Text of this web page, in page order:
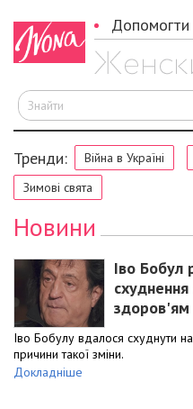
Допомогти
Тренди: Війна в Україні
Зимові свята
Новини
Іво Бобул
здоров'ям
Іво Бобулу вдалося схуднути
причини такої зміни.
Докладніше